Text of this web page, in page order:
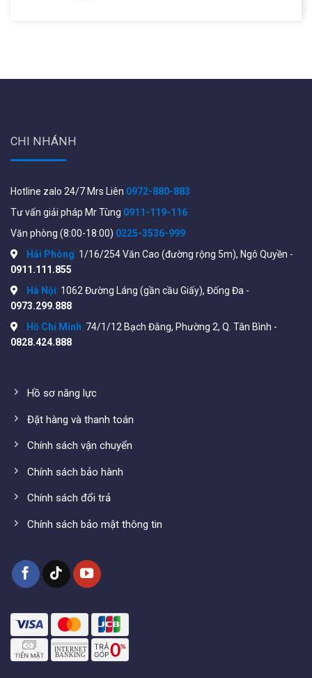
CHI NHÁNH
Hotline zalo 24/7 Mrs Liên 0972-880-883
Tư vấn giải pháp Mr Tùng 0911-119-116
Văn phòng (8:00-18:00) 0225-3536-999
Hải Phòng: 1/16/254 Văn Cao (đường rộng 5m), Ngô Quyền -
0911.111.855
Hà Nội: 1062 Đường Láng (gần cầu Giấy), Đống Đa -
0973.299.888
Hồ Chí Minh: 74/1/12 Bạch Đằng, Phường 2, Q. Tân Bình -
0828.424.888
Hồ sơ năng lực
Đặt hàng và thanh toán
Chính sách vận chuyển
Chính sách bảo hành
Chính sách đổi trả
Chính sách bảo mật thông tin